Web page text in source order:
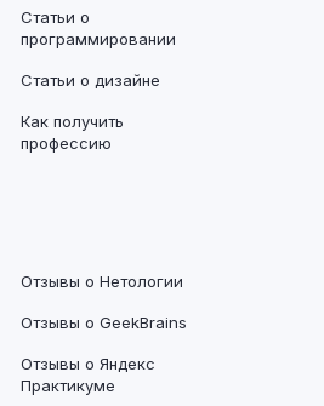
Статьи о
программировании
Статьи о дизайне
Как получить
профессию
Отзывы о Нетологии
Отзывы о GeekBrains
Отзывы о Яндекс
Практикуме